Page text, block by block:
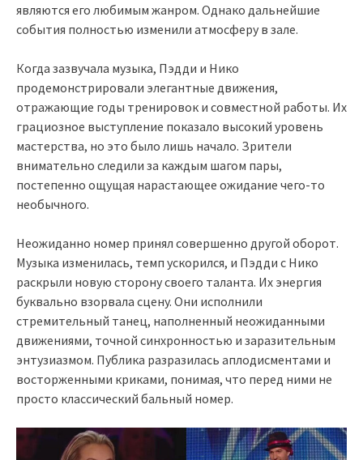
являются его любимым жанром. Однако дальнейшие
события полностью изменили атмосферу в зале.
Когда зазвучала музыка, Пэдди и Нико
продемонстрировали элегантные движения,
отражающие годы тренировок и совместной работы. Их
грациозное выступление показало высокий уровень
мастерства, но это было лишь начало. Зрители
внимательно следили за каждым шагом пары,
постепенно ощущая нарастающее ожидание чего-то
необычного.
Неожиданно номер принял совершенно другой оборот.
Музыка изменилась, темп ускорился, и Пэдди с Нико
раскрыли новую сторону своего таланта. Их энергия
буквально взорвала сцену. Они исполнили
стремительный танец, наполненный неожиданными
движениями, точной синхронностью и заразительным
энтузиазмом. Публика разразилась аплодисментами и
восторженными криками, понимая, что перед ними не
просто классический бальный номер.